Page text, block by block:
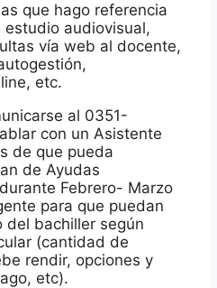
que hago referencia
estudio audiovisual,
vía web al docente,
etc.
al 0351-
con un Asistente
de que pueda
de Ayudas
Febrero- Marzo
para que puedan
del bachiller según
(cantidad de
rendir, opciones y
etc).